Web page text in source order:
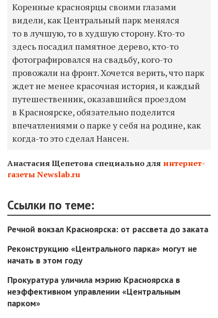
Коренные красноярцы своими глазами
видели, как Центральный парк менялся
то в лучшую, то в худшую сторону. Кто-то
здесь посадил памятное дерево, кто-то
фотографировался на свадьбу, кого-то
провожали на фронт. Хочется верить, что парк
ждет не менее красочная история, и каждый
путешественник, оказавшийся проездом
в Красноярске, обязательно поделится
впечатлениями о парке у себя на родине, как
когда-то это сделал Нансен.
Анастасия Щепетова специально для интернет-
газеты Newslab.ru
Ссылки по теме:
Речной вокзал Красноярска: от рассвета до заката
Реконструкцию «Центрального парка» могут не
начать в этом году
Прокуратура уличила мэрию Красноярска в
неэффективном управлении «Центральным
парком»